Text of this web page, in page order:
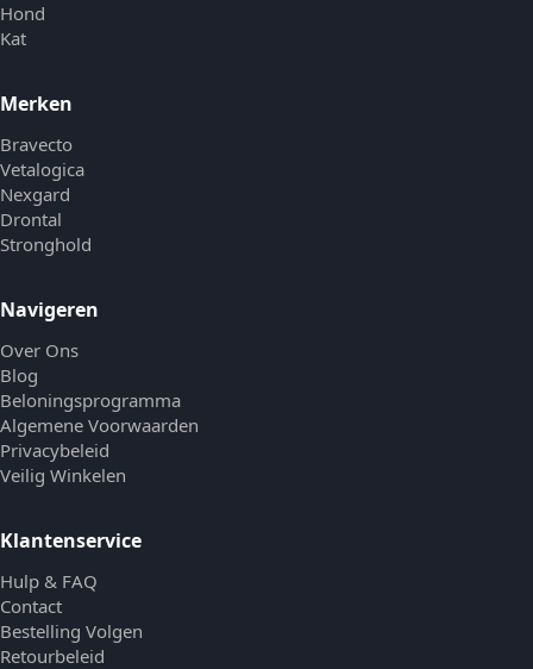
Hond
Kat
Merken
Bravecto
Vetalogica
Nexgard
Drontal
Stronghold
Navigeren
Over Ons
Blog
Beloningsprogramma
Algemene Voorwaarden
Privacybeleid
Veilig Winkelen
Klantenservice
Hulp & FAQ
Contact
Bestelling Volgen
Retourbeleid